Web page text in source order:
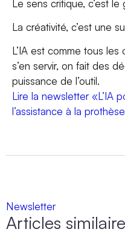
Le sens critique, c’est
La créativité, c’est une
L’IA est comme tous
s’en servir, on fait des
puissance de l’outil.
Lire la newsletter «L’IA
l’assistance à la
Newsletter
Articles